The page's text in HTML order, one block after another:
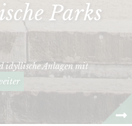
Parks
idyllische Anlagen mit